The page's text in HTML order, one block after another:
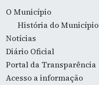
O Município
História do Município
Notícias
Diário Oficial
Portal da Transparência
Acesso a informação